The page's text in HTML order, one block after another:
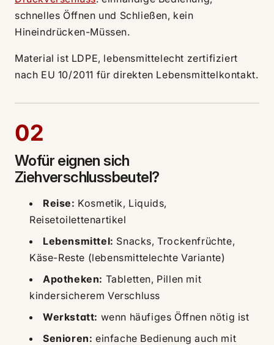
schnelles Öffnen und Schließen, kein
Hineindrücken-Müssen.
Material ist LDPE, lebensmittelecht zertifiziert
nach EU 10/2011 für direkten Lebensmittelkontakt.
02
Wofür eignen sich
Ziehverschlussbeutel?
Reise: Kosmetik, Liquids,
Reisetoilettenartikel
Lebensmittel: Snacks, Trockenfrüchte,
Käse-Reste (lebensmittelechte Variante)
Apotheken: Tabletten, Pillen mit
kindersicherem Verschluss
Werkstatt: wenn häufiges Öffnen nötig ist
Senioren: einfache Bedienung auch mit